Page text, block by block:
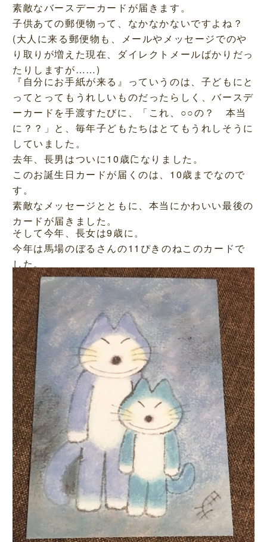
素敵なバースデーカードが届きます。
子供あての郵便物って、なかなかないですよね？
(大人に来る郵便物も、メールやメッセージでのや
り取りが増えた現在、ダイレクトメールばかりだっ
たりしますが……)
『自分にお手紙が来る』っていうのは、子どもにと
ってとってもうれしいものだったらしく、バースデ
ーカードを手渡すたびに、「これ、○○の？ 本当
に？？」と、毎年子どもたちはとてもうれしそうに
していました。
去年、長男はついに10歳になりました。
このお誕生日カードが届くのは、10歳までなので
す。
素敵なメッセージとともに、本当にかわいい最後の
カードが届きました。
そして今年、長女は9歳に。
今年は馬場のぼるさんの11ぴきのねこのカードで
した。